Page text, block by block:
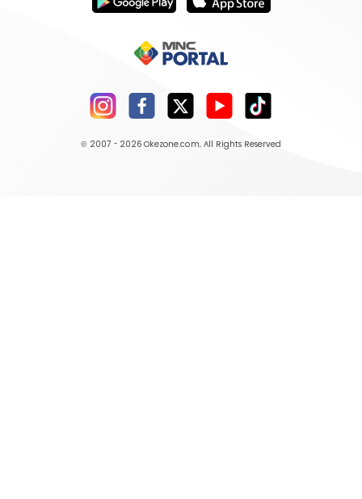
© 2007 - 2026 Okezone.com, All Rights Reserved